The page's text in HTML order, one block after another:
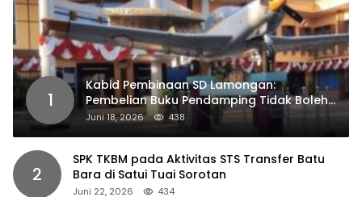
1
Kabid Pembinaan SD Lamongan:
Pembelian Buku Pendamping Tidak Boleh
Dipaksakan
Juni 18, 2026 438
2
SPK TKBM pada Aktivitas STS Transfer Batu
Bara di Satui Tuai Sorotan
Juni 22, 2026 434